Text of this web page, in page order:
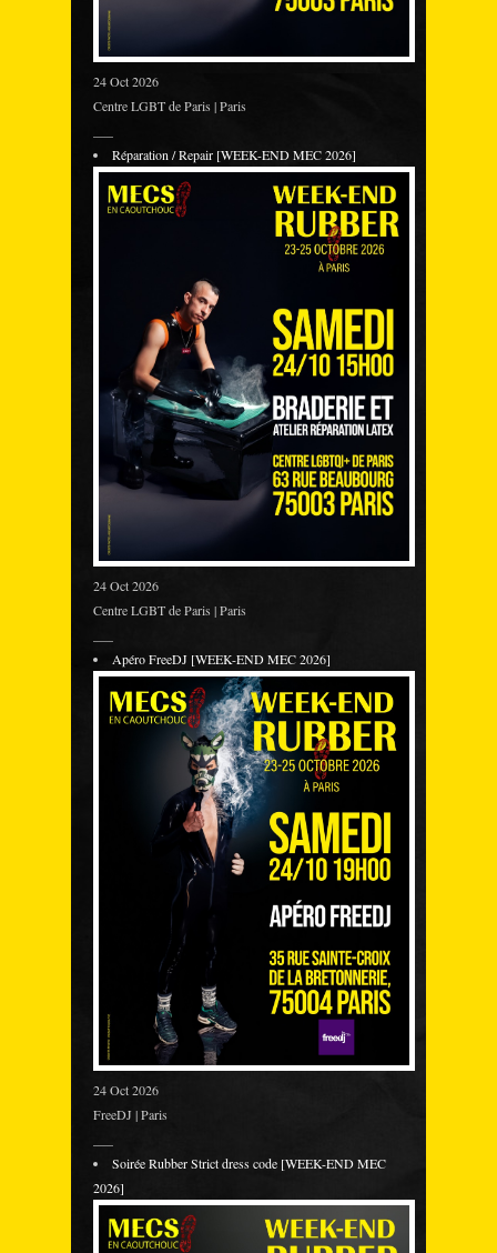
24 Oct 2026
Centre LGBT de Paris | Paris
Réparation / Repair [WEEK-END MEC 2026]
24 Oct 2026
Centre LGBT de Paris | Paris
Apéro FreeDJ [WEEK-END MEC 2026]
24 Oct 2026
FreeDJ | Paris
Soirée Rubber Strict dress code [WEEK-END MEC
2026]